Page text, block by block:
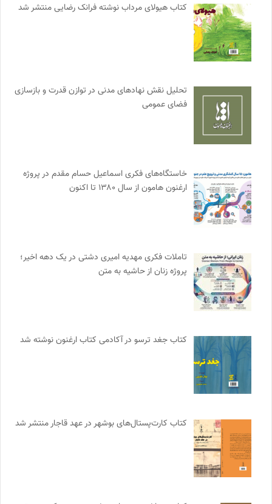
کتاب هیولای مرداب نوشته فرانک رضایی منتشر شد
تحلیل نقش نهادهای مدنی در توازن قدرت و بازسازی
فضای عمومی
خاستگاه‌های فکری اسماعیل حسام مقدم در پروژه
ارغنون هامون از سال ۱۳۸۰ تا اکنون
تاملات فکری مهدیه امیری دشتی در یک دهه اخیر؛
پروژه زنان از حاشیه به متن
کتاب جغد ترسو در آکادمی کتاب ارغنون نوشته شد
کتاب کارت‌پستال‌های بوشهر در عهد قاجار منتشر شد